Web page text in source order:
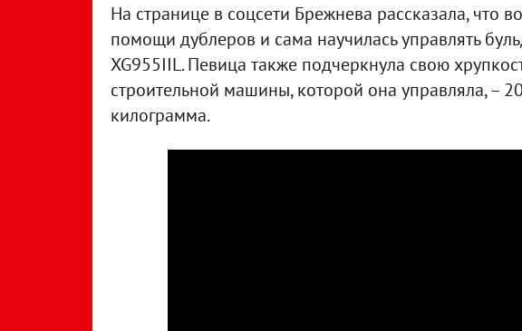
На странице в соцсети Брежнева рассказала, что
помощи дублеров и сама научилась управлять
XG955IIL. Певица также подчеркнула свою
строительной машины, которой она управляла, –
килограмма.